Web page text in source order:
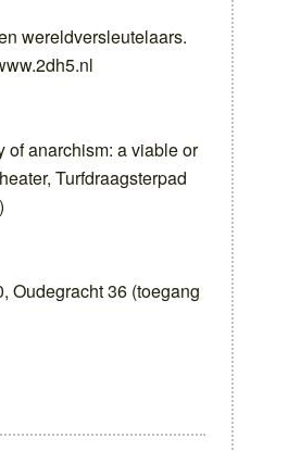
wereldversleutelaars.
of anarchism: a viable or
Turfdraagsterpad
Oudegracht 36 (toegang